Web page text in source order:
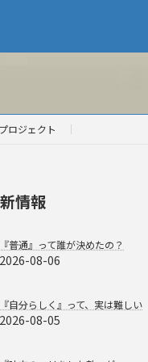
ロジェクト
情報
『普通』って誰が決めたの？
2026-08-06
『自分らしく』って、実は難しい
2026-08-05